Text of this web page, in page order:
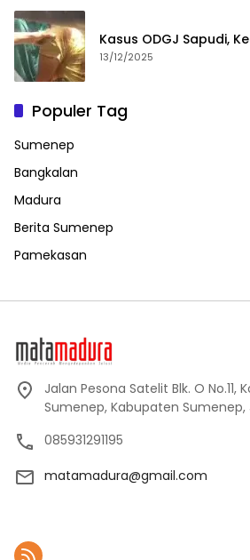
Kasus ODGJ Sapudi,
13/12/2025
Populer Tag
Sumenep
Bangkalan
Madura
Berita Sumenep
Pamekasan
Jalan Pesona Satelit Blk. O No.11,
Sumenep, Kabupaten Sumenep,
085931291195
matamadura@gmail.com